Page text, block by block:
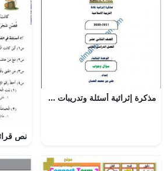
مذكرة إثرائية أسئلة وتدريبات وأجوبة في الوحدة الثالثة – درس الوصية (تربية اسلامية) الثاني عشر